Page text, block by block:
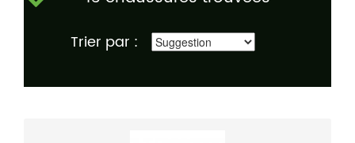
Trier par :